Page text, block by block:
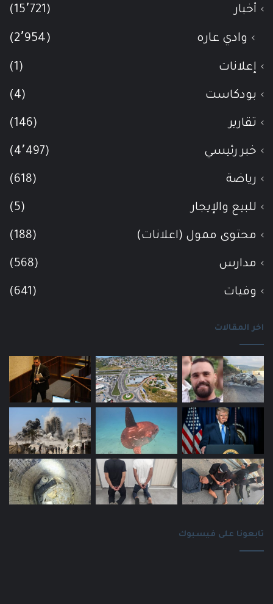
أخبار (15٬721)
وادي عاره (2٬954)
إعلانات (1)
بودكاست (4)
تقارير (146)
خبر رئيسي (4٬497)
رياضة (618)
للبيع والإيجار (5)
محتوى ممول (اعلانات) (188)
مدارس (568)
وفيات (641)
اخر المقالات
تابعونا على فيسبوك